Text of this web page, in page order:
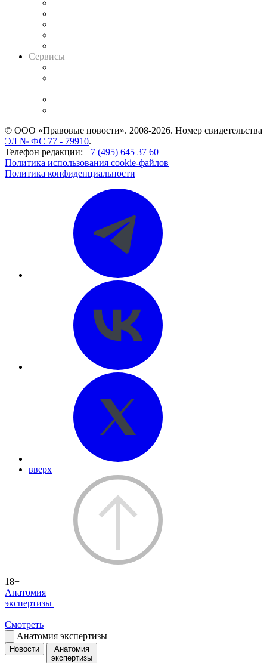
Сервисы
© ООО «Правовые новости». 2008-2026. Номер свидетельства
ЭЛ № ФС 77 - 79910.
Телефон редакции: +7 (495) 645 37 60
Политика использования cookie-файлов
Политика конфиденциальности
вверх
18+
Анатомия
экспертизы
Смотреть
Анатомия экспертизы
Новости
Анатомия
экспертизы